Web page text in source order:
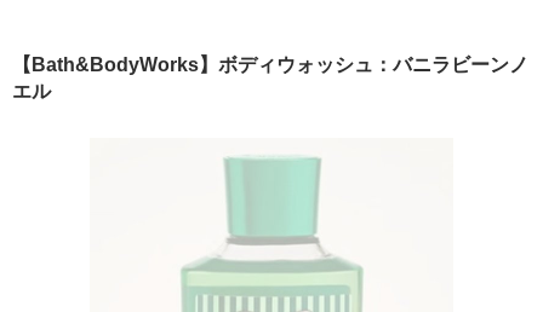
【Bath&BodyWorks】ボディウォッシュ：バニラビーンノ
エル